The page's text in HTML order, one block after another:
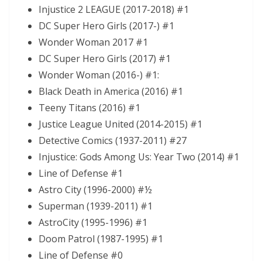
Injustice 2 LEAGUE (2017-2018) #1
DC Super Hero Girls (2017-) #1
Wonder Woman 2017 #1
DC Super Hero Girls (2017) #1
Wonder Woman (2016-) #1:
Black Death in America (2016) #1
Teeny Titans (2016) #1
Justice League United (2014-2015) #1
Detective Comics (1937-2011) #27
Injustice: Gods Among Us: Year Two (2014) #1
Line of Defense #1
Astro City (1996-2000) #½
Superman (1939-2011) #1
AstroCity (1995-1996) #1
Doom Patrol (1987-1995) #1
Line of Defense #0